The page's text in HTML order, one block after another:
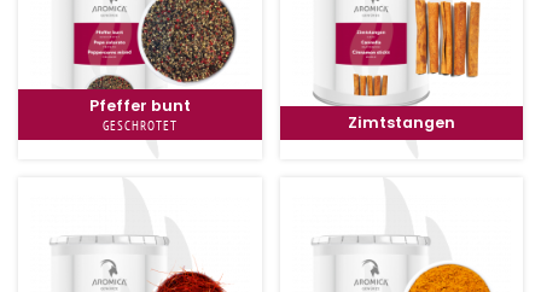
Pfeffer bunt
GESCHROTET Zimtstangen